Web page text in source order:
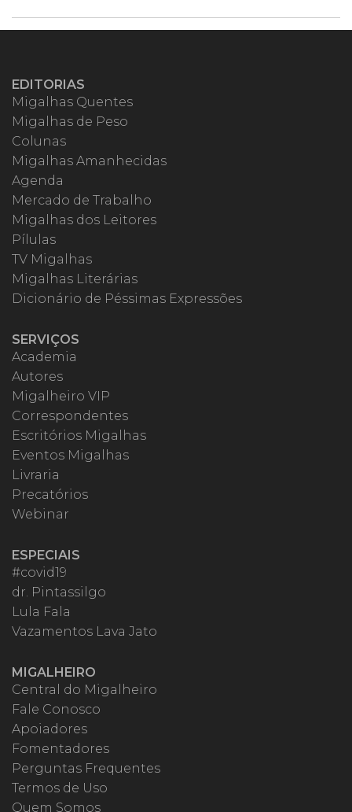
EDITORIAS
Migalhas Quentes
Migalhas de Peso
Colunas
Migalhas Amanhecidas
Agenda
Mercado de Trabalho
Migalhas dos Leitores
Pílulas
TV Migalhas
Migalhas Literárias
Dicionário de Péssimas Expressões
SERVIÇOS
Academia
Autores
Migalheiro VIP
Correspondentes
Escritórios Migalhas
Eventos Migalhas
Livraria
Precatórios
Webinar
ESPECIAIS
#covid19
dr. Pintassilgo
Lula Fala
Vazamentos Lava Jato
MIGALHEIRO
Central do Migalheiro
Fale Conosco
Apoiadores
Fomentadores
Perguntas Frequentes
Termos de Uso
Quem Somos